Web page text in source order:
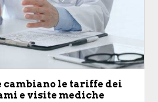
cambiano le tariffe dei
e visite mediche